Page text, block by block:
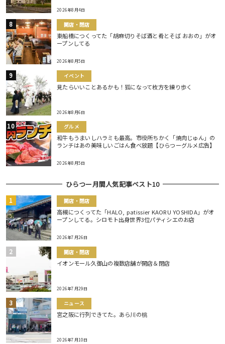
2026年8月4日
開店・閉店
東船橋につくってた「胡麻切りそば酒と肴とそば おおの」がオ
ープンしてる
2026年8月5日
イベント
見たらいいことあるかも！狐になって枚方を練り歩く
2026年8月6日
グルメ
和牛もうまいしハラミも最高。市役所ちかく「焼肉じゅん」の
ランチはあの美味しいごはん食べ放題【ひらつーグルメ広告】
2026年8月5日
ひらつー月間人気記事ベスト10
開店・閉店
高槻につくってた「HALO, patissier KAORU YOSHIDA」がオ
ープンしてる。シロモト出身世界3位パティシエのお店
2026年7月26日
開店・閉店
イオンモール久御山の複数店舗が開店＆閉店
2026年7月29日
ニュース
宮之阪に行列できてた。あら川の桃
2026年7月10日